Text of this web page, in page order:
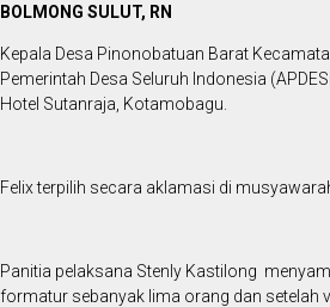
BOLMONG SULUT, RN
Kepala Desa Pinonobatuan Barat
Pemerintah Desa Seluruh Indonesia
Hotel Sutanraja, Kotamobagu.
Felix terpilih secara aklamasi di
Panitia pelaksana Stenly Kastilong
formatur sebanyak lima orang dan setelah